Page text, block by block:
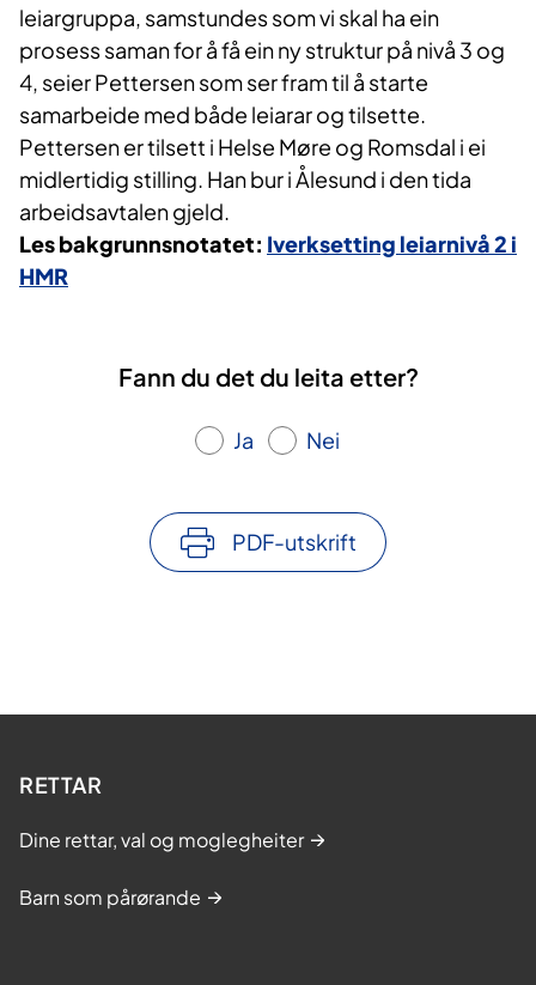
leiargruppa, samstundes som vi skal ha ein
prosess saman for å få ein ny struktur på nivå 3 og
4, seier Pettersen som ser fram til å starte
samarbeide med både leiarar og tilsette.
Pettersen er tilsett i Helse Møre og Romsdal i ei
midlertidig stilling. Han bur i Ålesund i den tida
arbeidsavtalen gjeld.
Les bakgrunnsnotatet: Iverksetting leiarnivå 2 i
HMR
Fann du det du leita etter?
Ja Nei
PDF-utskrift
RETTAR
Dine rettar, val og moglegheiter
Barn som pårørande